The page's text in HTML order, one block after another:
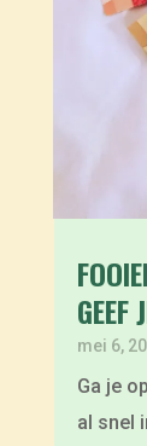
GEEF
mei 6,
Ga je
al snel